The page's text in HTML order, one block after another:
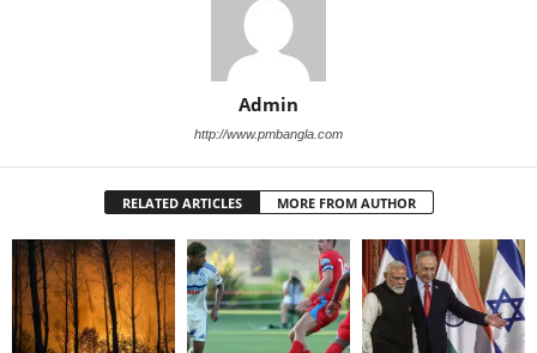
Admin
http://www.pmbangla.com
RELATED ARTICLES MORE FROM AUTHOR